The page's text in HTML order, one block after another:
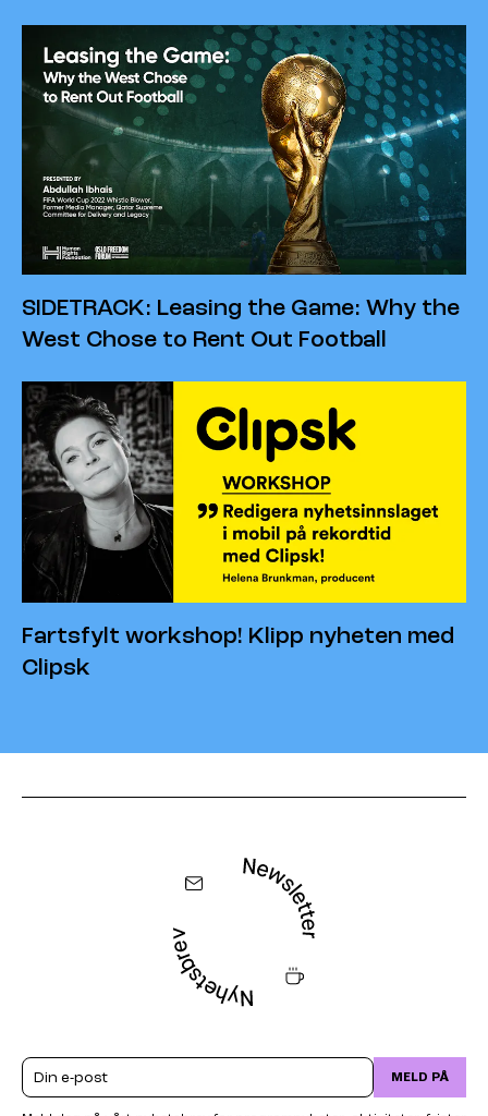
SIDETRACK: Leasing the Game: Why the
West Chose to Rent Out Football
Fartsfylt workshop! Klipp nyheten med
Clipsk
Email MELD PÅ